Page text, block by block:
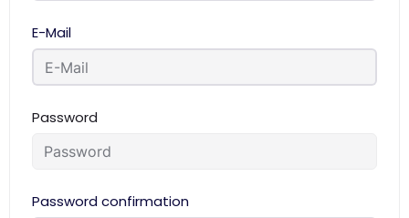
E-Mail
Password
Password confirmation